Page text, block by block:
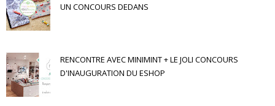
UN CONCOURS DEDANS
RENCONTRE AVEC MINIMINT + LE JOLI CONCOURS
D'INAUGURATION DU ESHOP